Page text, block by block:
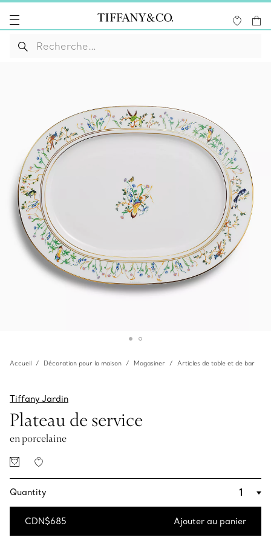
Accueil Décoration pour la maison Magasiner Articles de table et de bar
Tiffany Jardin
Plateau de service
en porcelaine
Quantity
CDN$685 Ajouter au panier